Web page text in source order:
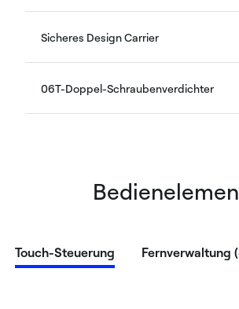
Sicheres Design Carrier
06T-Doppel-Schraubenverdichter
Touch-Steuerung Fernverwaltung